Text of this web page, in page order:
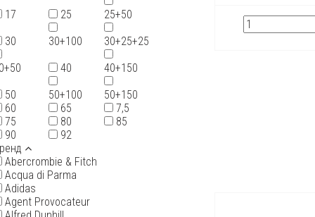
17
25
25+50
30
30+100
30+25+25
40
40+150
50
50+100
50+150
60
65
7,5
75
80
85
90
92
Abercrombie & Fitch
Acqua di Parma
Adidas
Agent Provocateur